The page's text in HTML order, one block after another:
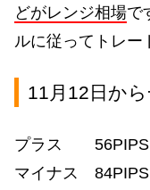
どがレンジ相場で
ルに従ってトレー
11月12日か
プラス 56PIPS
マイナス 84PIPS